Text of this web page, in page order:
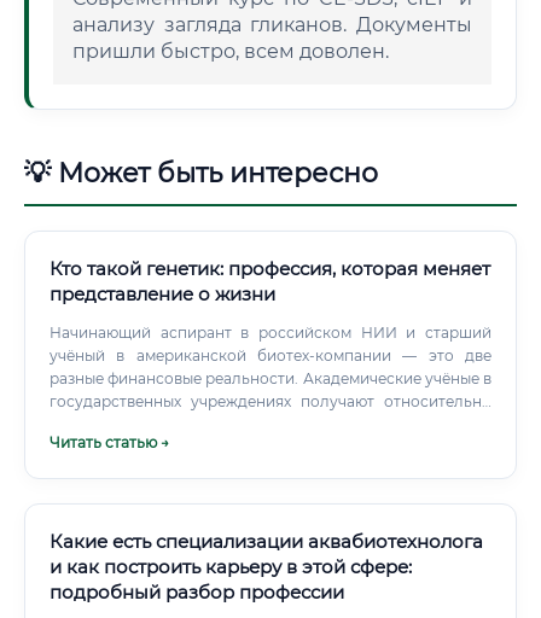
анализу загляда гликанов. Документы
пришли быстро, всем доволен.
💡 Может быть интересно
Кто такой генетик: профессия, которая меняет
представление о жизни
Начинающий аспирант в российском НИИ и старший
учёный в американской биотех-компании — это две
разные финансовые реальности. Академические учёные в
государственных учреждениях получают относительно
Читать статью →
Какие есть специализации аквабиотехнолога
и как построить карьеру в этой сфере:
подробный разбор профессии